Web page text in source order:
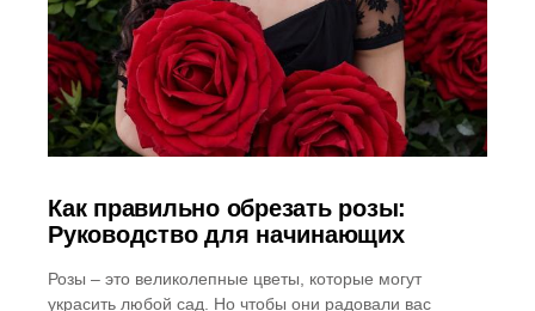
Как правильно обрезать розы:
Руководство для начинающих
Розы – это великолепные цветы, которые могут
украсить любой сад. Но чтобы они радовали вас